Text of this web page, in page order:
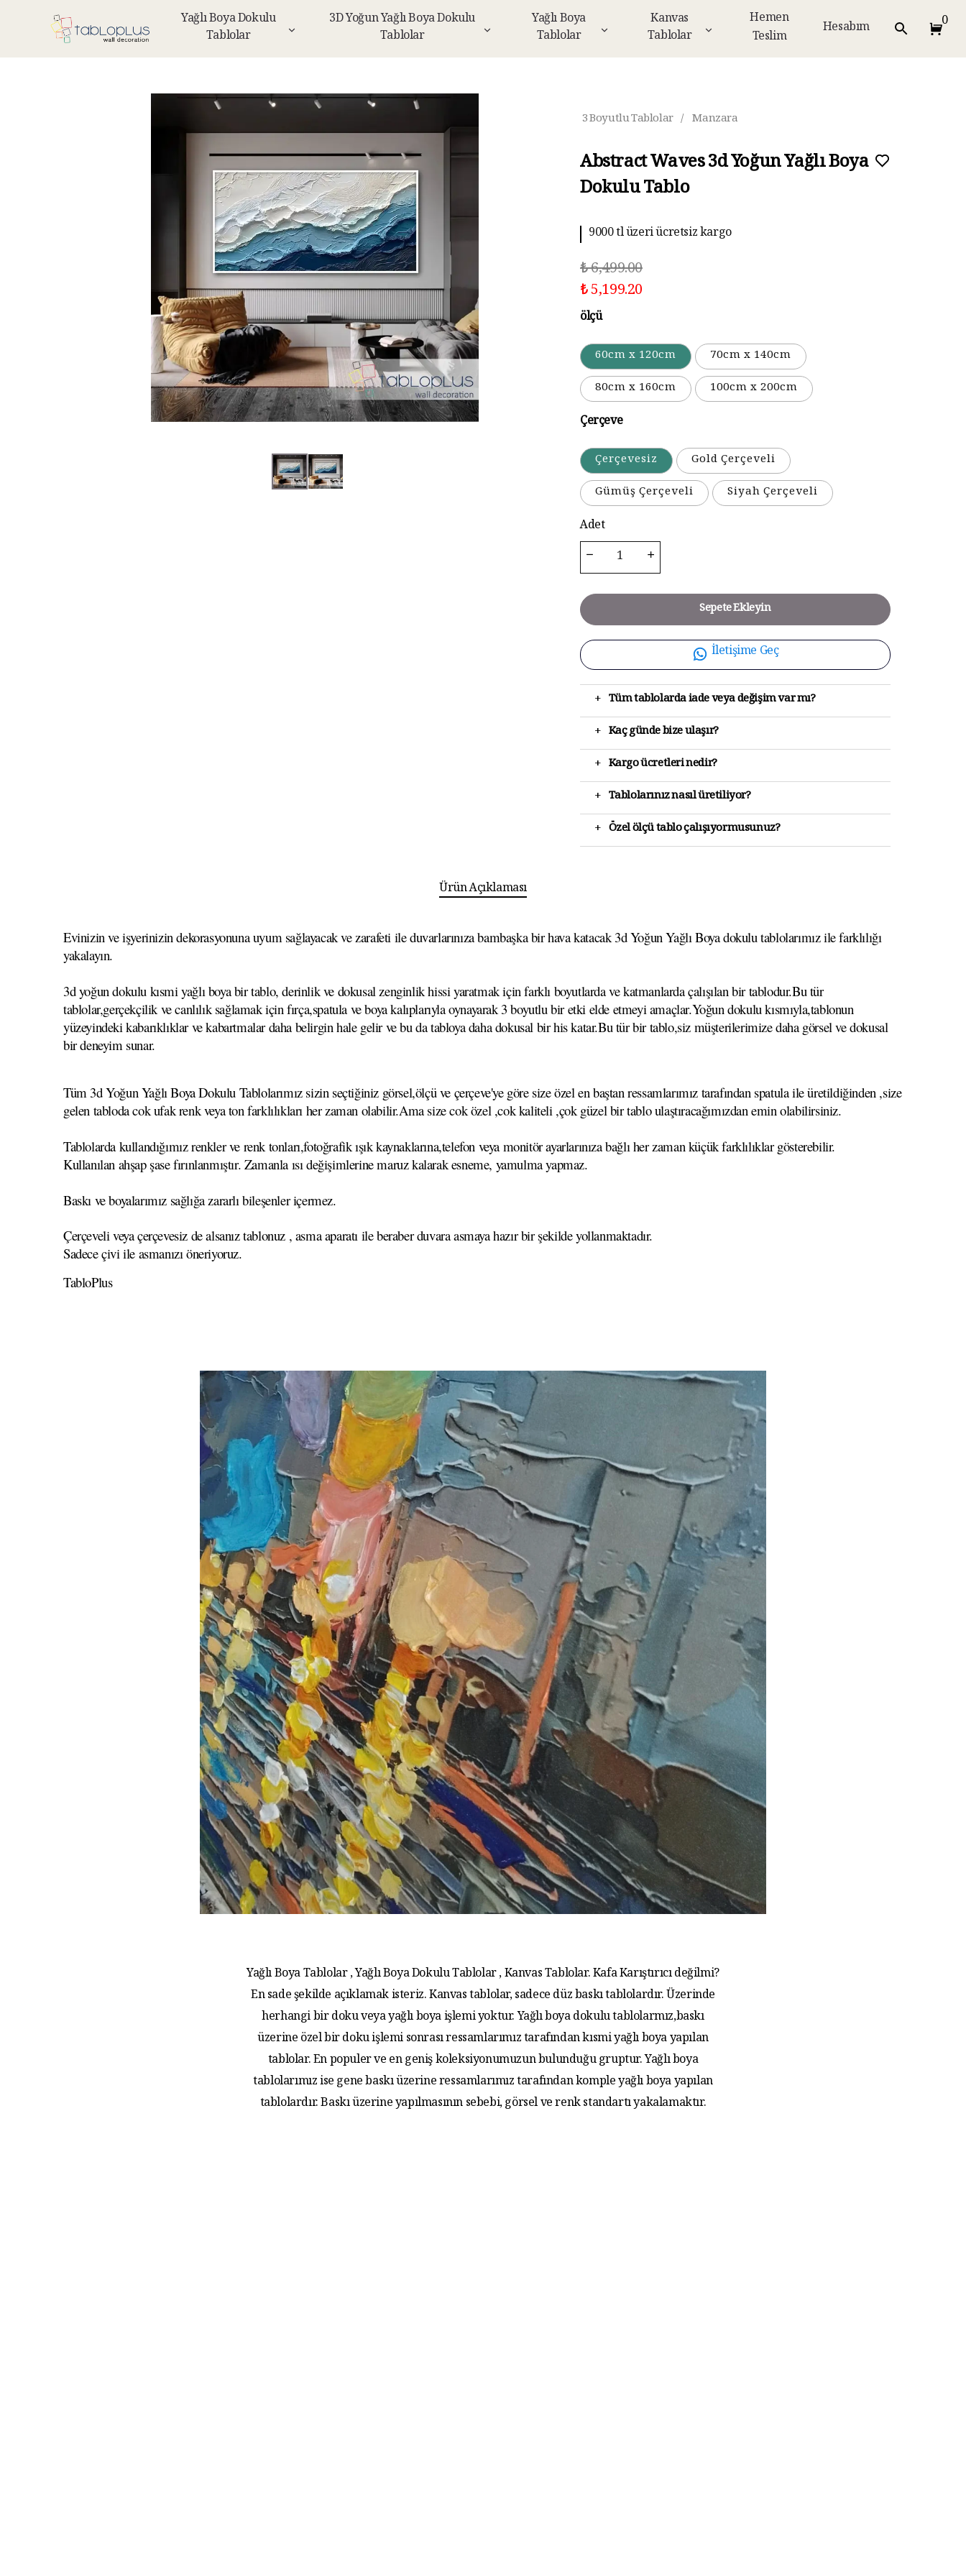
Yağlı Boya Dokulu
Tablolar
3D Yoğun Yağlı Boya Dokulu
Tablolar
Yağlı Boya
Tablolar
Kanvas
Tablolar
Hemen
Teslim
Hesabım 0
3 Boyutlu Tablolar / Manzara
Abstract Waves 3d Yoğun Yağlı Boya
Dokulu Tablo
9000 tl üzeri ücretsiz kargo
₺ 6,499.00
₺ 5,199.20
ölçü
60cm x 120cm
70cm x 140cm
80cm x 160cm
100cm x 200cm
Çerçeve
Çerçevesiz
Gold Çerçeveli
Gümüş Çerçeveli
Siyah Çerçeveli
Adet
Sepete Ekleyin
İletişime Geç
+ Tüm tablolarda iade veya değişim var mı?
+ Kaç günde bize ulaşır?
+ Kargo ücretleri nedir?
+ Tablolarınız nasıl üretiliyor?
+ Özel ölçü tablo çalışıyormusunuz?
Ürün Açıklaması
Evinizin ve işyerinizin dekorasyonuna uyum sağlayacak ve zarafeti ile duvarlarınıza bambaşka bir hava katacak 3d Yoğun Yağlı Boya dokulu tablolarımız ile farklılığı
yakalayın.
3d yoğun dokulu kısmi yağlı boya bir tablo, derinlik ve dokusal zenginlik hissi yaratmak için farklı boyutlarda ve katmanlarda çalışılan bir tablodur.Bu tür
tablolar,gerçekçilik ve canlılık sağlamak için fırça,spatula ve boya kalıplarıyla oynayarak 3 boyutlu bir etki elde etmeyi amaçlar.Yoğun dokulu kısmıyla,tablonun
yüzeyindeki kabarıklıklar ve kabartmalar daha belirgin hale gelir ve bu da tabloya daha dokusal bir his katar.Bu tür bir tablo,siz müşterilerimize daha görsel ve dokusal
bir deneyim sunar.
Tüm 3d Yoğun Yağlı Boya Dokulu Tablolarımız sizin seçtiğiniz görsel,ölçü ve çerçeve'ye göre size özel en baştan ressamlarımız tarafından spatula ile üretildiğinden ,size
gelen tabloda cok ufak renk veya ton farklılıkları her zaman olabilir.Ama size cok özel ,cok kaliteli ,çok güzel bir tablo ulaştıracağımızdan emin olabilirsiniz.
Tablolarda kullandığımız renkler ve renk tonları,fotoğrafik ışık kaynaklarına,telefon veya monitör ayarlarınıza bağlı her zaman küçük farklılıklar gösterebilir.
Kullanılan ahşap şase fırınlanmıştır. Zamanla ısı değişimlerine maruz kalarak esneme, yamulma yapmaz.
Baskı ve boyalarımız sağlığa zararlı bileşenler içermez.
Çerçeveli veya çerçevesiz de alsanız tablonuz , asma aparatı ile beraber duvara asmaya hazır bir şekilde yollanmaktadır.
Sadece çivi ile asmanızı öneriyoruz.
TabloPlus
Yağlı Boya Tablolar , Yağlı Boya Dokulu Tablolar , Kanvas Tablolar. Kafa Karıştırıcı değilmi?
En sade şekilde açıklamak isteriz. Kanvas tablolar, sadece düz baskı tablolardır. Üzerinde
herhangi bir doku veya yağlı boya işlemi yoktur. Yağlı boya dokulu tablolarmız,baskı
üzerine özel bir doku işlemi sonrası ressamlarımız tarafından kısmi yağlı boya yapılan
tablolar. En populer ve en geniş koleksiyonumuzun bulunduğu gruptur. Yağlı boya
tablolarımız ise gene baskı üzerine ressamlarımız tarafından komple yağlı boya yapılan
tablolardır. Baskı üzerine yapılmasının sebebi, görsel ve renk standartı yakalamaktır.